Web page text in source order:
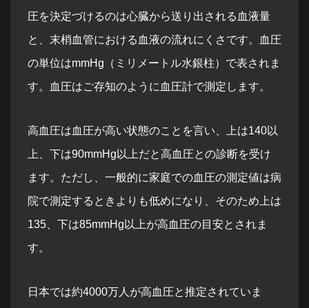
圧を決定づけるのは心臓から送り出される血液量
と、末梢血管における血液の流れにくさです。血圧
の単位はmmHg（ミリメートル水銀柱）で表されま
す。血圧はご存知のように血圧計で測定します。
高血圧は血圧が高い状態のことを言い、上は140以
上、下は90mmHg以上だと高血圧との診断を受け
ます。ただし、一般的に家庭での血圧の測定値は病
院で測定するときよりも低めになり、そのため上は
135、下は85mmHg以上が高血圧の目安とされま
す。
日本では約4000万人が高血圧と推定されていま